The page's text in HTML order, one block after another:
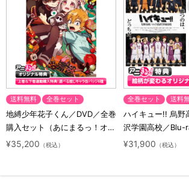
送料無料 全巻セット
地縛少年花子くん／DVD／全巻
購入セット（あにまるっ！オリ
ジナル特典付き・送料無料）
¥35,200 （税込）
全巻セット 送料
ハイキュー!! 烏野
沢学園高校／Blu-
ット（初回生産限
¥31,900 （税込）